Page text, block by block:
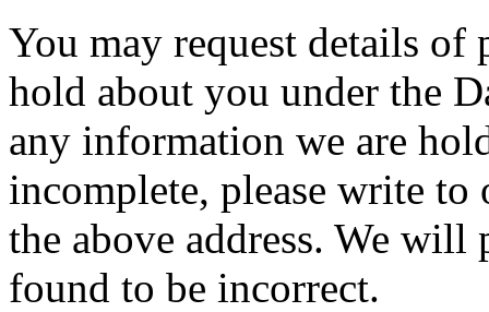
You may request details
hold about you under the
any information we are
incomplete, please write to
the above address. We
found to be incorrect.